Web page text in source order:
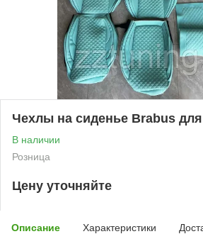
Чехлы на сиденье Brabus для
В наличии
Розница
Цену уточняйте
Описание Характеристики